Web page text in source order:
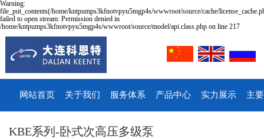
Warning:
file_put_contents(/home/kntpumps3kfnotvpyu5mgp4s/wwwroot/source/cache/
failed to open stream: Permission denied in
/home/kntpumps3kfnotvpyu5mgp4s/wwwroot/source/model/api.class.php on line 217
网站首页 关于我们 服务体系 产品中心 实力展示 主
KBE系列-卧式次高压多级泵